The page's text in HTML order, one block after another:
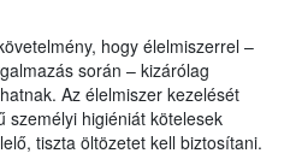
hogy élelmiszerrel –
során – kizárólag
Az élelmiszer kezelését
személyi higiéniát kötelesek
tiszta öltözetet kell biztosítani.